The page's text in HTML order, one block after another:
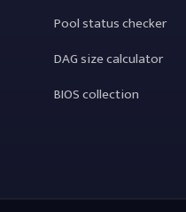
Pool status checker
DAG size calculator
BIOS collection